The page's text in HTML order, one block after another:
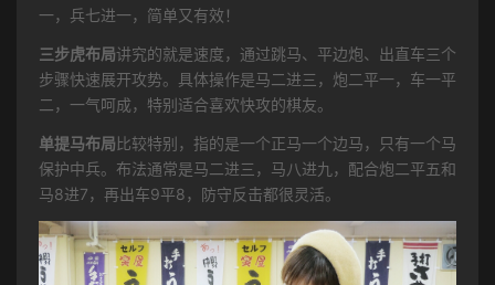
一，兵七进一，简单又有效！
三步虎布局讲究的就是速度，通过跳马、平边炮、出直车三个
步骤快速展开攻势。具体操作是马二进三，炮二平一，车一平
二，一气呵成，特别适合喜欢快攻的棋友。
单提马布局 比较特别，指的是一个正马一个边马，只有一个马
保护中兵。布法通常是马二进三，马八进九，配合炮二平五和
马8进7，再出车9平8，防守反击都很灵活。